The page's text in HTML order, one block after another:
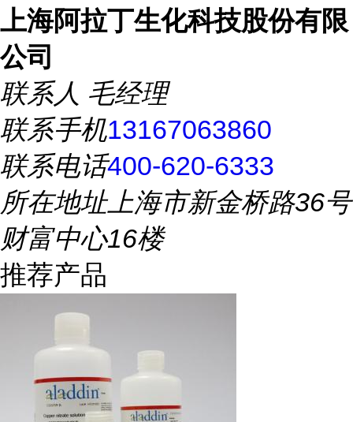
上海阿拉丁生化科技股份有限
公司
联系人 毛经理
联系手机13167063860
联系电话400-620-6333
所在地址上海市新金桥路36号
财富中心16楼
推荐产品